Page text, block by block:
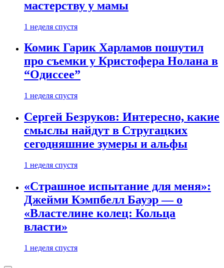
мастерству у мамы
1 неделя спустя
Комик Гарик Харламов пошутил
про съемки у Кристофера Нолана в
“Одиссее”
1 неделя спустя
Сергей Безруков: Интересно, какие
смыслы найдут в Стругацких
сегодняшние зумеры и альфы
1 неделя спустя
«Страшное испытание для меня»:
Джейми Кэмпбелл Бауэр — о
«Властелине колец: Кольца
власти»
1 неделя спустя